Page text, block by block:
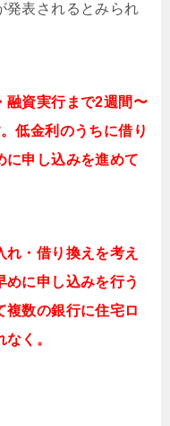
発表されるとみられ
融資実行まで2週間〜
低金利のうちに借り
に申し込みを進めて
・借り換えを考え
に申し込みを行う
複数の銀行に住宅ロ
く。